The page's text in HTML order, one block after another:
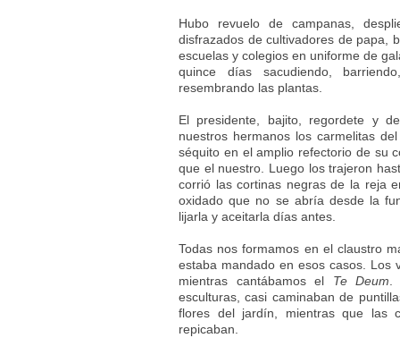
Hubo revuelo de campanas,
disfrazados de cultivadores de papa,
escuelas y colegios en uniforme de
quince días sacudiendo,
resembrando las plantas.
El presidente, bajito, regordete y
nuestros hermanos los carmelitas
séquito en el amplio refectorio de su
que el nuestro. Luego los trajeron
corrió las cortinas negras de la reja
oxidado que no se abría desde la
lijarla y aceitarla días antes.
Todas nos formamos en el claustro
estaba mandado en esos casos. Los
mientras cantábamos el Te Deum.
esculturas, casi caminaban de
flores del jardín, mientras que las
repicaban.